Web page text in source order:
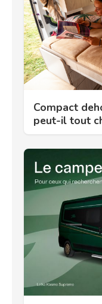
Compact
peut-il tout